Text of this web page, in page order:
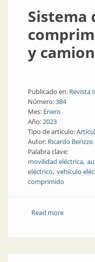
Sistema
y
Publicado en: Revista
Número:384
Mes: Enero
Año:2023
Tipo de artículo:
Autor: Ricardo Berizzo
Palabra clave:
movilidad eléctrica
eléctrico vehículo
comprimido
Read moreabout